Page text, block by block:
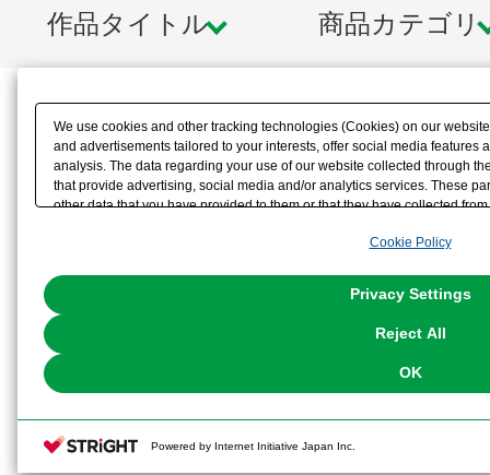
作品タイトル 商品カテゴリ
We use cookies and other tracking technologies (Cookies) on our
and advertisements tailored to your interests, offer social media features
analysis. The data regarding your use of our website collected through
that provide advertising, social media and/or analytics services. These
other data that you have provided to them or that they have collected
the use of all Cookies except for Strictly Necessary Cookies, please
You can change your consent or rejection settings at any time via
Cookie Policy
Privacy Settings
Reject All
OK
Powered by Internet Initiative Japan Inc.